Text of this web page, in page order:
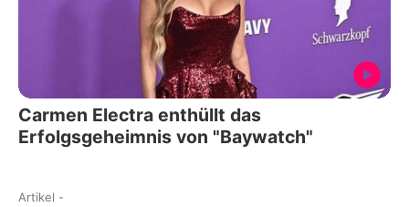
Carmen Electra enthüllt das
Erfolgsgeheimnis von "Baywatch"
Artikel -